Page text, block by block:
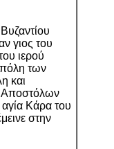
γιος του
ιερού
των
και
Αποστόλων
Κάρα του
στην